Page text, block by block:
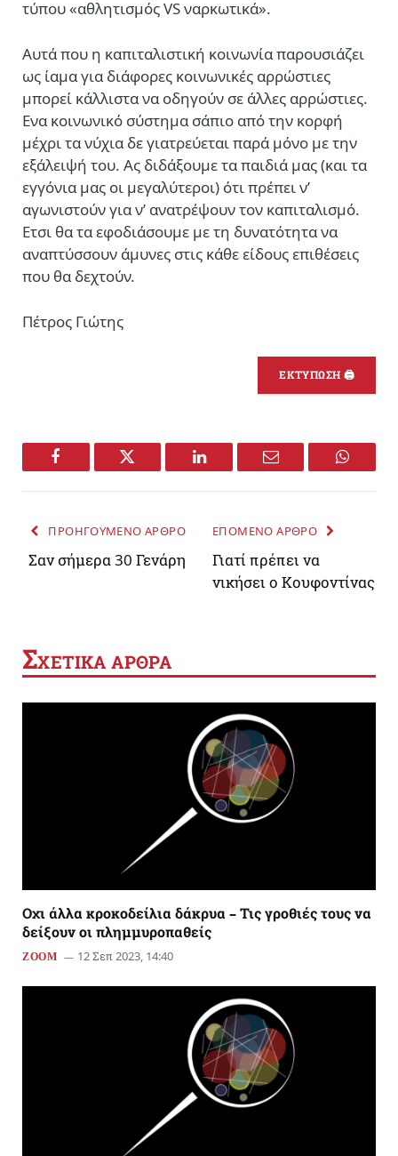
τύπου «αθλητισμός VS ναρκωτικά».
Αυτά που η καπιταλιστική κοινωνία παρουσιάζει
ως ίαμα για διάφορες κοινωνικές αρρώστιες
μπορεί κάλλιστα να οδηγούν σε άλλες αρρώστιες.
Ενα κοινωνικό σύστημα σάπιο από την κορφή
μέχρι τα νύχια δε γιατρεύεται παρά μόνο με την
εξάλειψή του. Ας διδάξουμε τα παιδιά μας (και τα
εγγόνια μας οι μεγαλύτεροι) ότι πρέπει ν’
αγωνιστούν για ν’ ανατρέψουν τον καπιταλισμό.
Ετσι θα τα εφοδιάσουμε με τη δυνατότητα να
αναπτύσσουν άμυνες στις κάθε είδους επιθέσεις
που θα δεχτούν.
Πέτρος Γιώτης
ΕΚΤΥΠΩΣΗ 🖨
Facebook Twitter LinkedIn Email
ΠΡΟΗΓΟΥΜΕΝΟ ΑΡΘΡΟ
Σαν σήμερα 30 Γενάρη
ΕΠΟΜΕΝΟ ΑΡΘΡΟ
Γιατί πρέπει να
νικήσει ο Κουφοντίνας
ΣΧΕΤΙΚΑ ΑΡΘΡΑ
Οχι άλλα κροκοδείλια δάκρυα – Τις γροθιές τους να
δείξουν οι πλημμυροπαθείς
ZOOM 12 Σεπ 2023, 14:40